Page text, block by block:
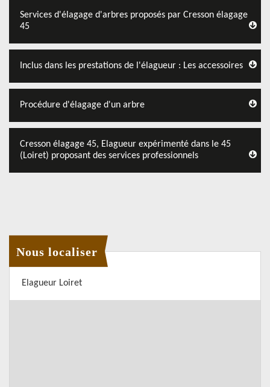
Services d'élagage d'arbres proposés par Cresson élagage
45
Inclus dans les prestations de l'élagueur : Les accessoires
Procédure d'élagage d'un arbre
Cresson élagage 45, Elagueur expérimenté dans le 45
(Loiret) proposant des services professionnels
Nous localiser
Elagueur Loiret